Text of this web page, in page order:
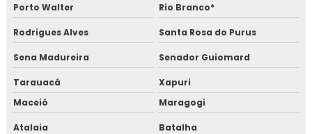
Porto Walter Rio Branco*
Rodrigues Alves Santa Rosa do Purus
Sena Madureira Senador Guiomard
Tarauacá
Xapuri
Maceió
Maragogi
Atalaia Batalha